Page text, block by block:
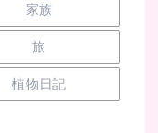
家族
旅
植物日記